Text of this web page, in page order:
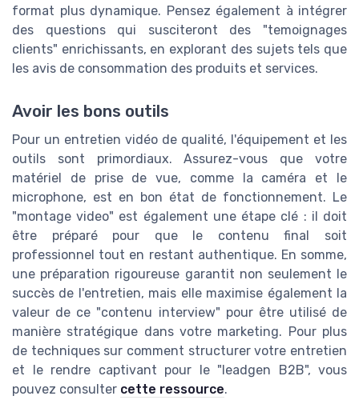
format plus dynamique. Pensez également à intégrer
des questions qui susciteront des "temoignages
clients" enrichissants, en explorant des sujets tels que
les avis de consommation des produits et services.
Avoir les bons outils
Pour un entretien vidéo de qualité, l'équipement et les
outils sont primordiaux. Assurez-vous que votre
matériel de prise de vue, comme la caméra et le
microphone, est en bon état de fonctionnement. Le
"montage video" est également une étape clé : il doit
être préparé pour que le contenu final soit
professionnel tout en restant authentique. En somme,
une préparation rigoureuse garantit non seulement le
succès de l'entretien, mais elle maximise également la
valeur de ce "contenu interview" pour être utilisé de
manière stratégique dans votre marketing. Pour plus
de techniques sur comment structurer votre entretien
et le rendre captivant pour le "leadgen B2B", vous
pouvez consulter cette ressource.